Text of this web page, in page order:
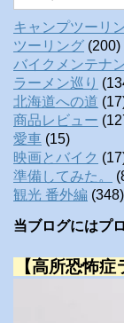
キャンプツーリ
ツーリング (200)
バイクメンテナ
ラーメン巡り
北海道への道
商品レビュー
愛車 (15)
映画とバイク
準備してみた。
観光 番外編 (348)
当ブログにはプ
【高所恐怖症